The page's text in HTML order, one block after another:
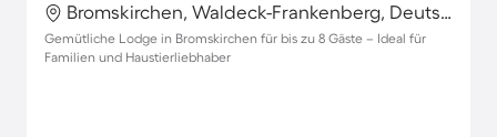
Bromskirchen, Waldeck-Frankenberg, Deutschland
Gemütliche Lodge in Bromskirchen für bis zu 8 Gäste – Ideal für
Familien und Haustierliebhaber